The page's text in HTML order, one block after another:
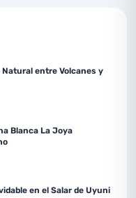
Natural entre Volcanes y
Blanca La Joya
en el Salar de Uyuni